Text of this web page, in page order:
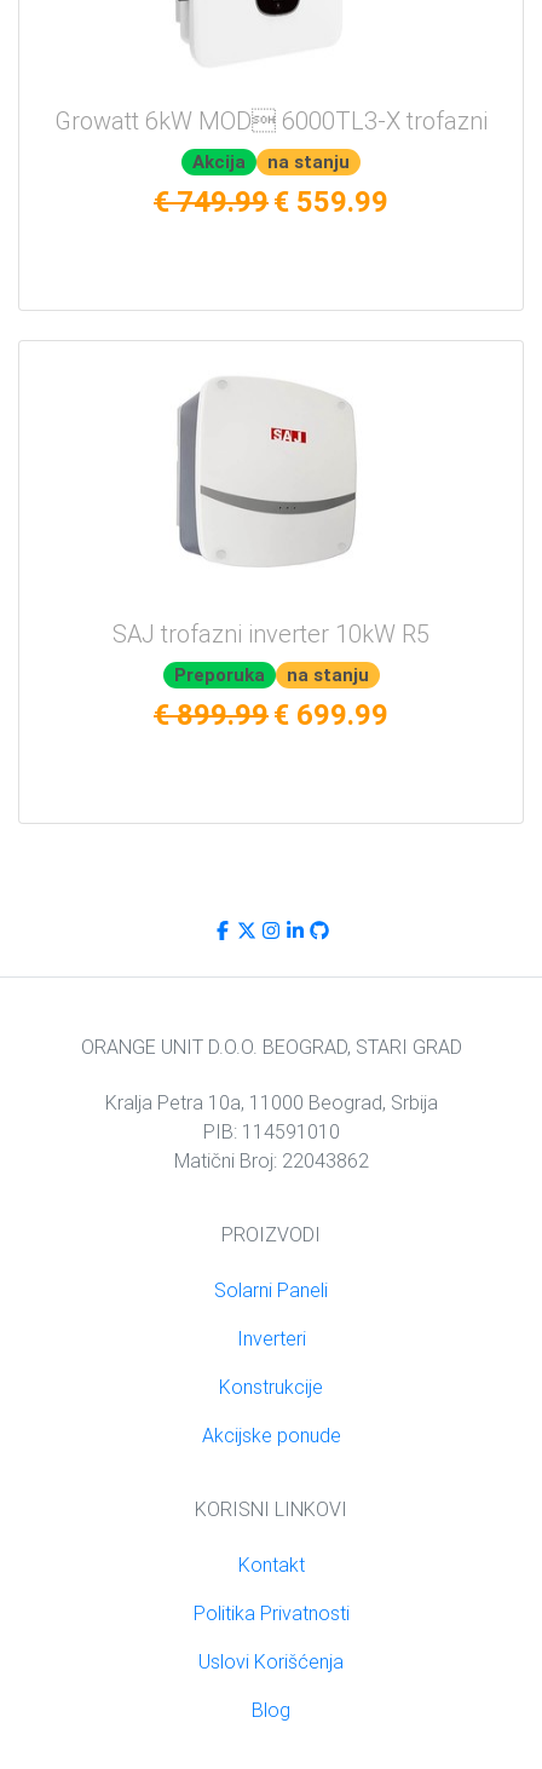
Growatt 6kW MOD 6000TL3-X trofazni
Akcija na stanju
€ 749.99€ 559.99
SAJ trofazni inverter 10kW R5
Preporuka na stanju
€ 899.99€ 699.99
ORANGE UNIT D.O.O. BEOGRAD, STARI GRAD
Kralja Petra 10a, 11000 Beograd, Srbija
PIB: 114591010
Matični Broj: 22043862
PROIZVODI
Solarni Paneli
Inverteri
Konstrukcije
Akcijske ponude
KORISNI LINKOVI
Kontakt
Politika Privatnosti
Uslovi Korišćenja
Blog